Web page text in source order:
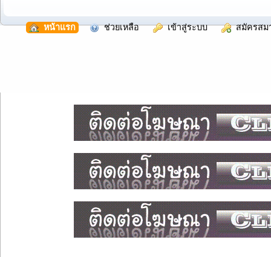
หน้าแรก ช่วยเหลือ เข้าสู่ระบบ สมัครสม